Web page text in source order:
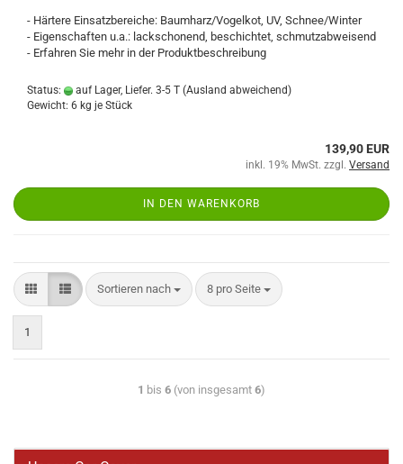
- Härtere Einsatzbereiche: Baumharz/Vogelkot, UV, Schnee/Winter
- Eigenschaften u.a.: lackschonend, beschichtet, schmutzabweisend
- Erfahren Sie mehr in der Produktbeschreibung
Status: auf Lager, Liefer. 3-5 T (Ausland abweichend)
Gewicht: 6 kg je Stück
139,90 EUR
inkl. 19% MwSt. zzgl. Versand
IN DEN WARENKORB
Sortieren nach 8 pro Seite
1
1 bis 6 (von insgesamt 6)